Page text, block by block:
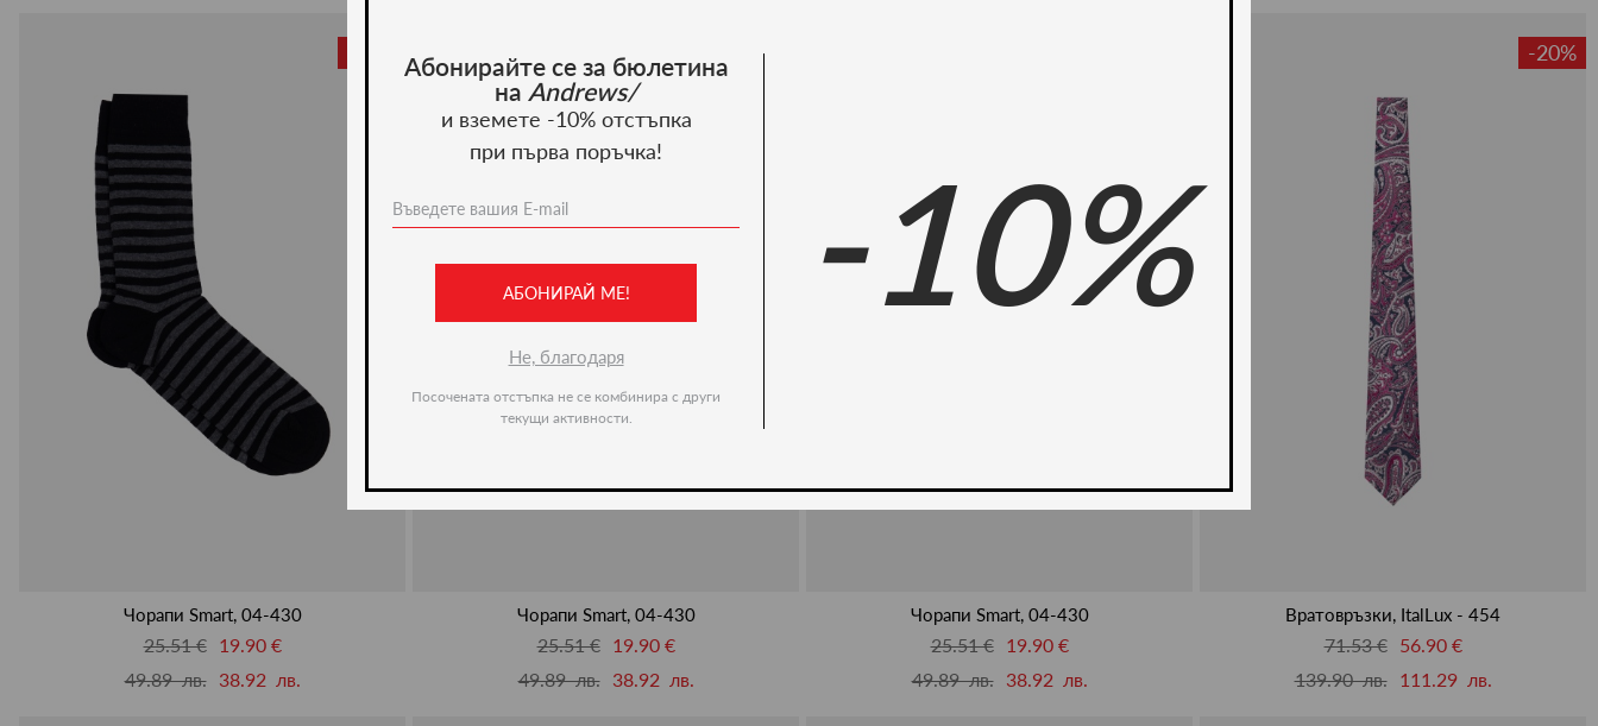
Чорапи Smart, 04-430
25.51 €
19.90 €
49.89 лв.
38.92 лв.
-22%
Чорапи Smart, 04-430
25.51 €
19.90 €
49.89 лв.
38.92 лв.
Чорапи Smart, 04-430
25.51 €
19.90 €
49.89 лв.
38.92 лв.
-20%
Вратовръзки, ItalLux - 454
71.53 €
56.90 €
139.90 лв.
111.29 лв.
Абонирайте се за бюлетина
на Andrews/
и вземете -10% отстъпка
при първа поръчка!
АБОНИРАЙ МЕ!
Не, благодаря
Посочената отстъпка не се комбинира с други
текущи активности.
-10%